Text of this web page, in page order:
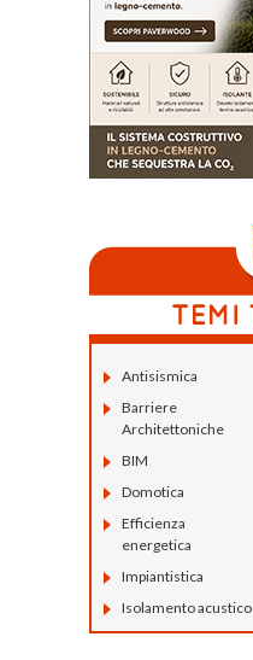
Antisismica
Barriere
Architettoniche
BIM
Domotica
Efficienza
energetica
Impiantistica
Isolamento acustico